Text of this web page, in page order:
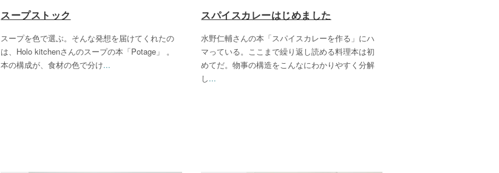
スープストック
スープを色で選ぶ。そんな発想を届けてくれたの
は、Holo kitchenさんのスープの本「Potage」 。
本の構成が、食材の色で分け...
スパイスカレーはじめました
水野仁輔さんの本「スパイスカレーを作る」にハ
マっている。ここまで繰り返し読める料理本は初
めてだ。物事の構造をこんなにわかりやすく分解
し...